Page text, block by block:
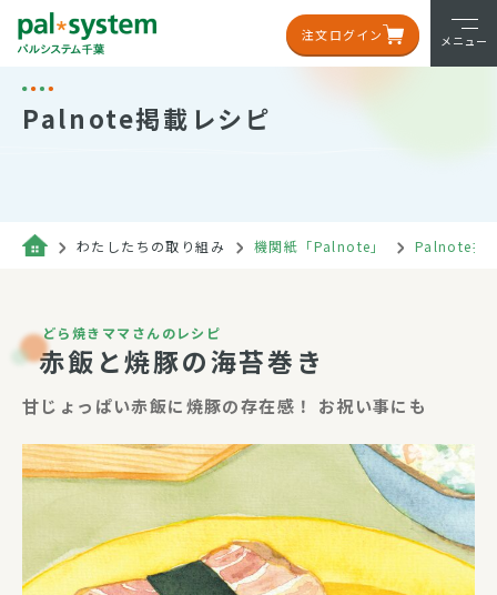
注文ログイン メニュー
Palnote掲載レシピ
わたしたちの取り組み 機関紙「Palnote」 Palnote掲
どら焼きママさんのレシピ
赤飯と焼豚の海苔巻き
甘じょっぱい赤飯に焼豚の存在感！ お祝い事にも